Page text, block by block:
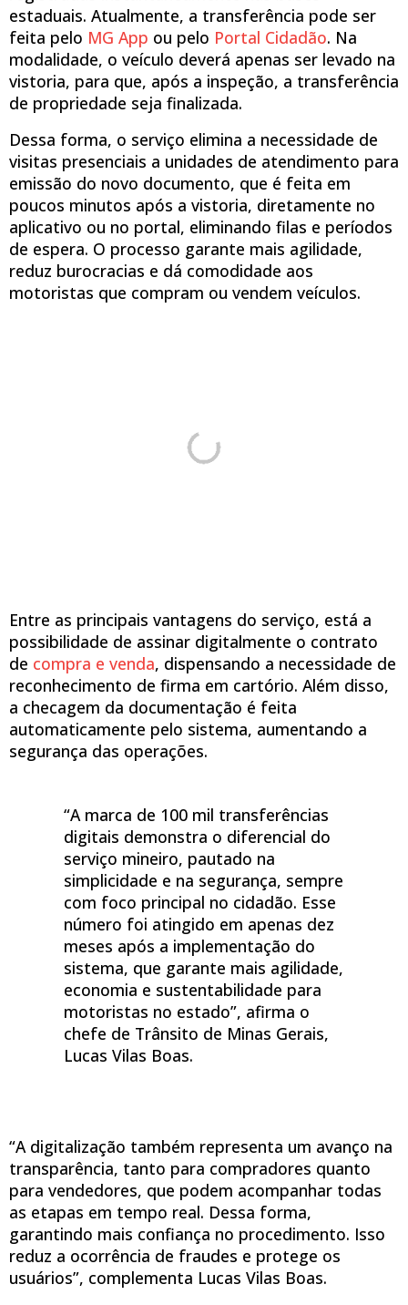
estaduais. Atualmente, a transferência pode ser
feita pelo MG App ou pelo Portal Cidadão. Na
modalidade, o veículo deverá apenas ser levado na
vistoria, para que, após a inspeção, a transferência
de propriedade seja finalizada.
Dessa forma, o serviço elimina a necessidade de
visitas presenciais a unidades de atendimento para
emissão do novo documento, que é feita em
poucos minutos após a vistoria, diretamente no
aplicativo ou no portal, eliminando filas e períodos
de espera. O processo garante mais agilidade,
reduz burocracias e dá comodidade aos
motoristas que compram ou vendem veículos.
Entre as principais vantagens do serviço, está a
possibilidade de assinar digitalmente o contrato
de compra e venda, dispensando a necessidade de
reconhecimento de firma em cartório. Além disso,
a checagem da documentação é feita
automaticamente pelo sistema, aumentando a
segurança das operações.
“A marca de 100 mil transferências
digitais demonstra o diferencial do
serviço mineiro, pautado na
simplicidade e na segurança, sempre
com foco principal no cidadão. Esse
número foi atingido em apenas dez
meses após a implementação do
sistema, que garante mais agilidade,
economia e sustentabilidade para
motoristas no estado”, afirma o
chefe de Trânsito de Minas Gerais,
Lucas Vilas Boas.
“A digitalização também representa um avanço na
transparência, tanto para compradores quanto
para vendedores, que podem acompanhar todas
as etapas em tempo real. Dessa forma,
garantindo mais confiança no procedimento. Isso
reduz a ocorrência de fraudes e protege os
usuários”, complementa Lucas Vilas Boas.